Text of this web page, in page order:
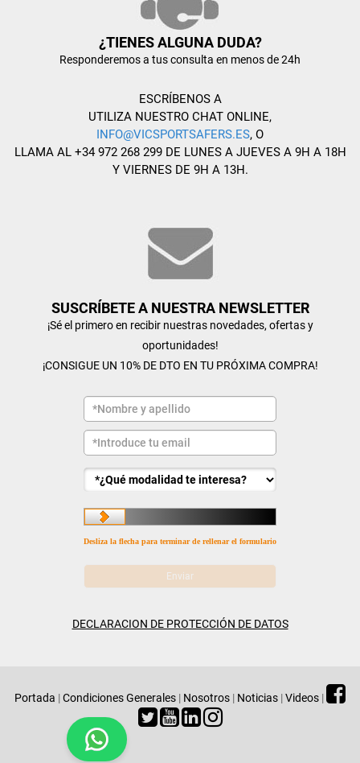
¿TIENES ALGUNA DUDA?
Responderemos a tus consulta en menos de 24h
ESCRÍBENOS A
UTILIZA NUESTRO CHAT ONLINE,
INFO@VICSPORTSAFERS.ES, O
LLAMA AL +34 972 268 299 DE LUNES A JUEVES A 9H A 18H
Y VIERNES DE 9H A 13H.
SUSCRÍBETE A NUESTRA NEWSLETTER
¡Sé el primero en recibir nuestras novedades, ofertas y
oportunidades!
¡CONSIGUE UN 10% DE DTO EN TU PRÓXIMA COMPRA!
Desliza la flecha para terminar de rellenar el formulario
DECLARACION DE PROTECCIÓN DE DATOS
Portada |Condiciones Generales | Nosotros | Noticias |Videos |